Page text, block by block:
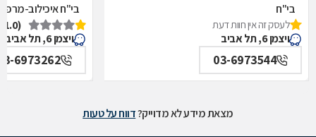
בי"ח
איכילוב-אף,אוזן,גרון,ניתוחי-ראש,צוואר,פה,לסתות-מערך,
תל אביב
לעסק זה אין חוות דעת
ויצמן 6, תל אביב
03-6973544
בי"ח איכילוב-
תל אביב
(1.0)
ויצמן 6, תל אביב
6973262
מצאת מידע לא מדוייק?דווח על טעות